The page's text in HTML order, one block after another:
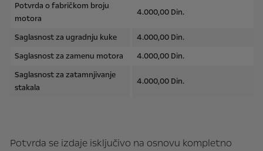
Potvrda o fabričkom broju
motora
4.000,00 Din.
Saglasnost za ugradnju kuke
4.000,00 Din.
Saglasnost za zamenu motora
4.000,00 Din.
Saglasnost za zatamnjivanje
stakala
4.000,00 Din.
Potvrda se izdaje isključivo na osnovu kompletno